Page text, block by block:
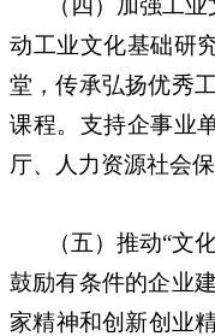
（四）加强工
动工业文化基础研
堂，传承弘扬优秀
课程。支持企事业
厅、人力资源社会
（五）推动“文
鼓励有条件的企业
家精神和创新创业